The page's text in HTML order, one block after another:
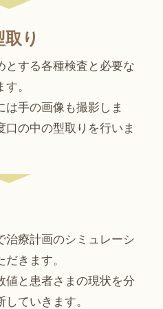
り
とする各種検査と必要な
。
は手の画像も撮影しま
口の中の型取りを行いま
治療計画のシミュレーシ
きます。
値と患者さまの現状を分
ていきます。